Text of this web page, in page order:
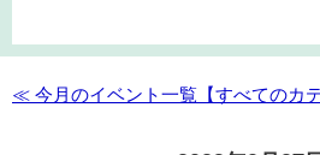
巻
町
≪ 今月のイベント一覧【すべてのカ